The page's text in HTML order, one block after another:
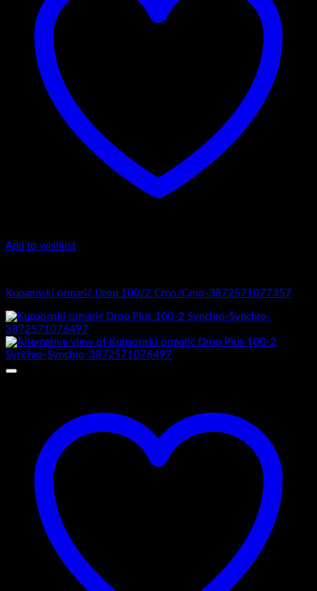
Add to wishlist
Kupaonski ormarić Drop 100/2 Crno/Crno-3872571077357